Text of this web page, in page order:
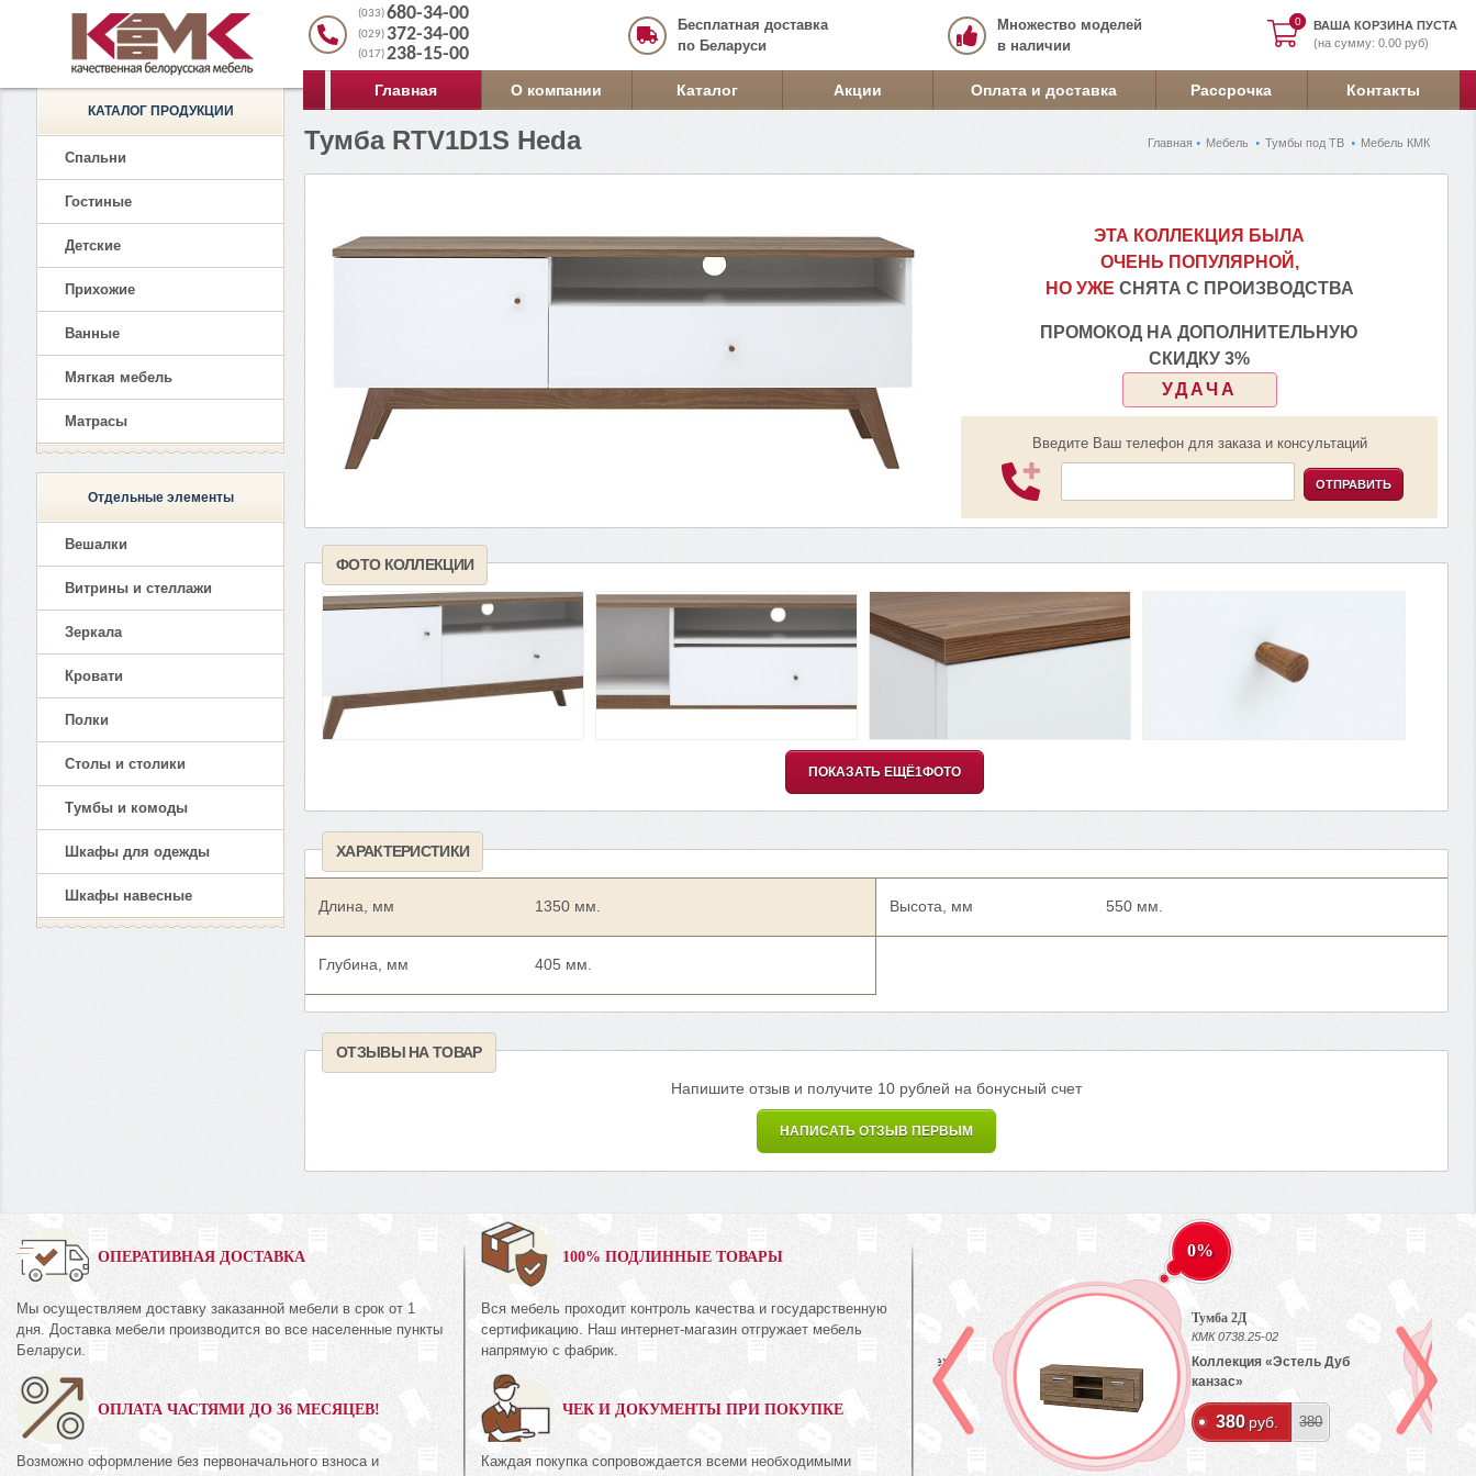
0
0
ВАША КОРЗИНА ПУСТА
(на сумму: 0.00 руб)
(033)680-34-00
(029) 372-34-00
(017)238-15-00
Бесплатная доставка
по Беларуси
Множество моделей
в наличии
Главная О компании Каталог Акции Оплата и доставка Рассрочка Контакты
Главная Мебель Тумбы под ТВ Мебель КМК
Тумба RTV1D1S Heda
ЭТА КОЛЛЕКЦИЯ БЫЛА
ОЧЕНЬ ПОПУЛЯРНОЙ,
НО УЖЕ СНЯТА С ПРОИЗВОДСТВА
ПРОМОКОД НА ДОПОЛНИТЕЛЬНУЮ
СКИДКУ 3%
УДАЧА
Введите Ваш телефон для заказа и консультаций
ОТПРАВИТЬ
ФОТО КОЛЛЕКЦИИ
ПОКАЗАТЬ ЕЩЁ1ФОТО
ХАРАКТЕРИСТИКИ
Длина, мм 1350 мм.
Глубина, мм 405 мм.
Высота, мм 550 мм.
ОТЗЫВЫ НА ТОВАР
Напишите отзыв и получите 10 рублей на бонусный счет
НАПИСАТЬ ОТЗЫВ ПЕРВЫМ
КАТАЛОГ ПРОДУКЦИИ
Спальни
Гостиные
Детские
Прихожие
Ванные
Мягкая мебель
Матрасы
Отдельные элементы
Вешалки
Витрины и стеллажи
Зеркала
Кровати
Полки
Столы и столики
Тумбы и комоды
Шкафы для одежды
Шкафы навесные
ОПЕРАТИВНАЯ ДОСТАВКА
Мы осуществляем доставку заказанной мебели в срок от 1
дня. Доставка мебели производится во все населенные пункты
Беларуси.
ОПЛАТА ЧАСТЯМИ ДО 36 МЕСЯЦЕВ!
Возможно оформление без первоначального взноса и
100% ПОДЛИННЫЕ ТОВАРЫ
Вся мебель проходит контроль качества и государственную
сертификацию. Наш интернет-магазин отгружает мебель
напрямую с фабрик.
ЧЕК И ДОКУМЕНТЫ ПРИ ПОКУПКЕ
Каждая покупка сопровождается всеми необходимыми
01
руб. 672
Шкаф для одежды
Коллекция «Риксос»
1 395
0%
Полка
КМК 0435.3
Коллекция «Амелия Орех
0%
Тумба 2Д
КМК 0738.25-02
Коллекция «Эстель Дуб
канзас»
380 руб. 380